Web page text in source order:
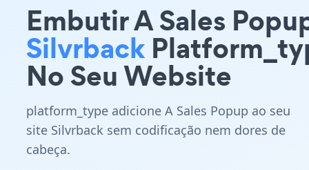
Embutir A Sales
Silvrback
No Seu Website
platform_type adicione A Sales Popup ao seu
site Silvrback sem codificação nem dores de
cabeça.